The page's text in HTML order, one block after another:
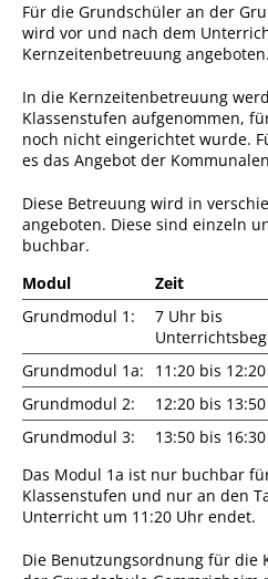
Für die Grundschüler an der
wird vor und nach dem
Kernzeitenbetreuung angeboten.
In die Kernzeitenbetreuung
Klassenstufen aufgenommen,
noch nicht eingerichtet wurde.
es das Angebot der
Diese Betreuung wird in
angeboten. Diese sind einzeln
buchbar.
Modul
Zeit
Grundmodul 1:
7 Uhr bis
Grundmodul 1a:
11:20 bis
Grundmodul 2:
12:20 bis
Grundmodul 3:
13:50 bis
Das Modul 1a ist nur buchbar
Klassenstufen und nur an den
Unterricht um 11:20 Uhr endet.
Die Benutzungsordnung für die